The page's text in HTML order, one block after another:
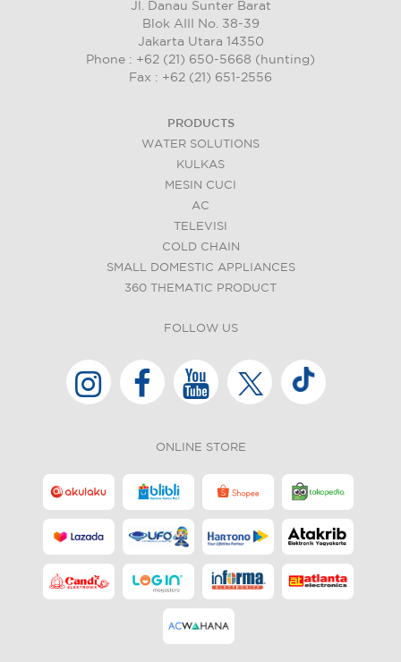
Jl. Danau Sunter Barat
Blok AIII No. 38-39
Jakarta Utara 14350
Phone : +62 (21) 650-5668 (hunting)
Fax : +62 (21) 651-2556
PRODUCTS
WATER SOLUTIONS
KULKAS
MESIN CUCI
AC
TELEVISI
COLD CHAIN
SMALL DOMESTIC APPLIANCES
360 THEMATIC PRODUCT
FOLLOW US
ONLINE STORE